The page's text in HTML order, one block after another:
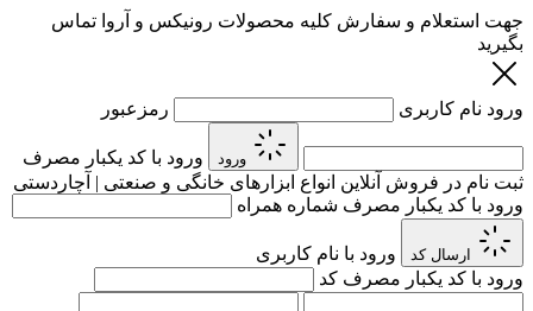
جهت استعلام و سفارش کلیه محصولات رونیکس و آروا تماس
بگیرید
ورود نام کاربری رمزعبور
ورود
ورود با کد یکبار مصرف
ثبت نام در فروش آنلاین انواع ابزارهای خانگی و صنعتی | آچاردستی
ورود با کد یکبار مصرف شماره همراه
ارسال کد
ورود با نام کاربری
ورود با کد یکبار مصرف کد